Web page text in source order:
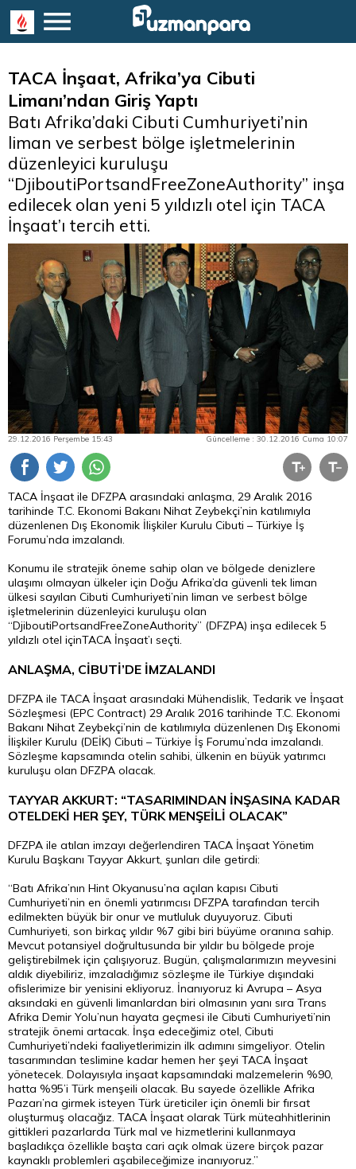
TACA İnşaat, Afrika’ya Cibuti
Limanı’ndan Giriş Yaptı
Batı Afrika’daki Cibuti Cumhuriyeti’nin
liman ve serbest bölge işletmelerinin
düzenleyici kuruluşu
“DjiboutiPortsandFreeZoneAuthority” inşa
edilecek olan yeni 5 yıldızlı otel için TACA
İnşaat’ı tercih etti.
29.12.2016 Perşembe 15:43 Güncelleme : 30.12.2016 Cuma 10:07
TACA İnşaat ile DFZPA arasındaki anlaşma, 29 Aralık 2016
tarihinde T.C. Ekonomi Bakanı Nihat Zeybekçi’nin katılımıyla
düzenlenen Dış Ekonomik İlişkiler Kurulu Cibuti – Türkiye İş
Forumu’nda imzalandı.
Konumu ile stratejik öneme sahip olan ve bölgede denizlere
ulaşımı olmayan ülkeler için Doğu Afrika’da güvenli tek liman
ülkesi sayılan Cibuti Cumhuriyeti’nin liman ve serbest bölge
işletmelerinin düzenleyici kuruluşu olan
“DjiboutiPortsandFreeZoneAuthority” (DFZPA) inşa edilecek 5
yıldızlı otel içinTACA İnşaat’ı seçti.
ANLAŞMA, CİBUTİ’DE İMZALANDI
DFZPA ile TACA İnşaat arasındaki Mühendislik, Tedarik ve İnşaat
Sözleşmesi (EPC Contract) 29 Aralık 2016 tarihinde T.C. Ekonomi
Bakanı Nihat Zeybekçi’nin de katılımıyla düzenlenen Dış Ekonomi
İlişkiler Kurulu (DEİK) Cibuti – Türkiye İş Forumu’nda imzalandı.
Sözleşme kapsamında otelin sahibi, ülkenin en büyük yatırımcı
kuruluşu olan DFZPA olacak.
TAYYAR AKKURT: “TASARIMINDAN İNŞASINA KADAR
OTELDEKİ HER ŞEY, TÜRK MENŞEİLİ OLACAK”
DFZPA ile atılan imzayı değerlendiren TACA İnşaat Yönetim
Kurulu Başkanı Tayyar Akkurt, şunları dile getirdi:
“Batı Afrika’nın Hint Okyanusu’na açılan kapısı Cibuti
Cumhuriyeti’nin en önemli yatırımcısı DFZPA tarafından tercih
edilmekten büyük bir onur ve mutluluk duyuyoruz. Cibuti
Cumhuriyeti, son birkaç yıldır %7 gibi biri büyüme oranına sahip.
Mevcut potansiyel doğrultusunda bir yıldır bu bölgede proje
geliştirebilmek için çalışıyoruz. Bugün, çalışmalarımızın meyvesini
aldık diyebiliriz, imzaladığımız sözleşme ile Türkiye dışındaki
ofislerimize bir yenisini ekliyoruz. İnanıyoruz ki Avrupa – Asya
aksındaki en güvenli limanlardan biri olmasının yanı sıra Trans
Afrika Demir Yolu’nun hayata geçmesi ile Cibuti Cumhuriyeti’nin
stratejik önemi artacak. İnşa edeceğimiz otel, Cibuti
Cumhuriyeti’ndeki faaliyetlerimizin ilk adımını simgeliyor. Otelin
tasarımından teslimine kadar hemen her şeyi TACA İnşaat
yönetecek. Dolayısıyla inşaat kapsamındaki malzemelerin %90,
hatta %95’i Türk menşeili olacak. Bu sayede özellikle Afrika
Pazarı’na girmek isteyen Türk üreticiler için önemli bir fırsat
oluşturmuş olacağız. TACA İnşaat olarak Türk müteahhitlerinin
gittikleri pazarlarda Türk mal ve hizmetlerini kullanmaya
başladıkça özellikle başta cari açık olmak üzere birçok pazar
kaynaklı problemleri aşabileceğimize inanıyoruz.”